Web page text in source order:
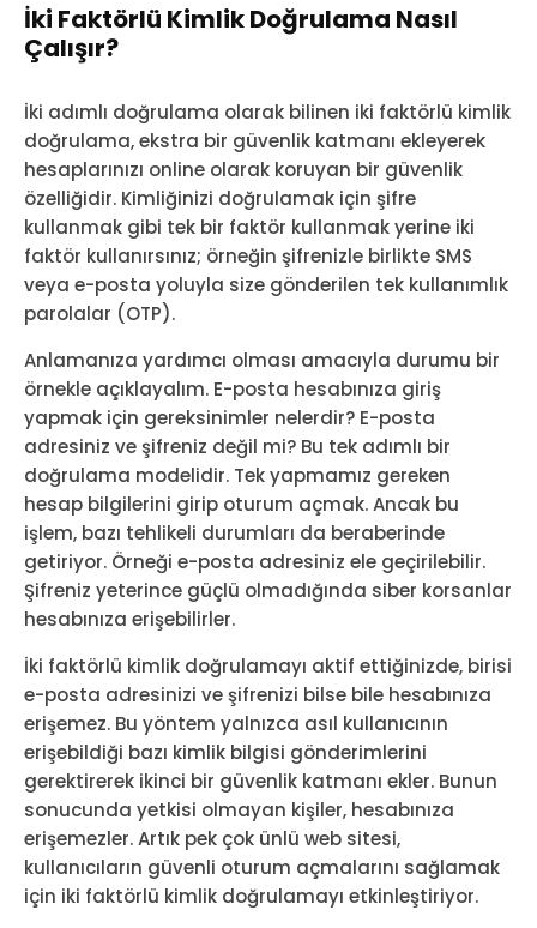
İki Faktörlü Kimlik Doğrulama Nasıl
Çalışır?
İki adımlı doğrulama olarak bilinen iki faktörlü kimlik
doğrulama, ekstra bir güvenlik katmanı ekleyerek
hesaplarınızı online olarak koruyan bir güvenlik
özelliğidir. Kimliğinizi doğrulamak için şifre
kullanmak gibi tek bir faktör kullanmak yerine iki
faktör kullanırsınız; örneğin şifrenizle birlikte SMS
veya e-posta yoluyla size gönderilen tek kullanımlık
parolalar (OTP).
Anlamanıza yardımcı olması amacıyla durumu bir
örnekle açıklayalım. E-posta hesabınıza giriş
yapmak için gereksinimler nelerdir? E-posta
adresiniz ve şifreniz değil mi? Bu tek adımlı bir
doğrulama modelidir. Tek yapmamız gereken
hesap bilgilerini girip oturum açmak. Ancak bu
işlem, bazı tehlikeli durumları da beraberinde
getiriyor. Örneği e-posta adresiniz ele geçirilebilir.
Şifreniz yeterince güçlü olmadığında siber korsanlar
hesabınıza erişebilirler.
İki faktörlü kimlik doğrulamayı aktif ettiğinizde, birisi
e-posta adresinizi ve şifrenizi bilse bile hesabınıza
erişemez. Bu yöntem yalnızca asıl kullanıcının
erişebildiği bazı kimlik bilgisi gönderimlerini
gerektirerek ikinci bir güvenlik katmanı ekler. Bunun
sonucunda yetkisi olmayan kişiler, hesabınıza
erişemezler. Artık pek çok ünlü web sitesi,
kullanıcıların güvenli oturum açmalarını sağlamak
için iki faktörlü kimlik doğrulamayı etkinleştiriyor.